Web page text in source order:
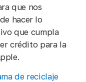
que nos
hacer lo
que cumpla
crédito para la
de reciclaje